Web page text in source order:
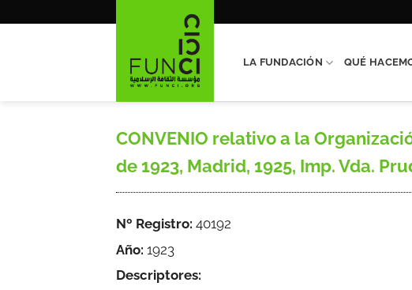
LA FUNDACIÓN QUÉ
CONVENIO relativo a la
de 1923, Madrid, 1925, Imp. Vda.
Nº Registro: 40192
Año: 1923
Descriptores: